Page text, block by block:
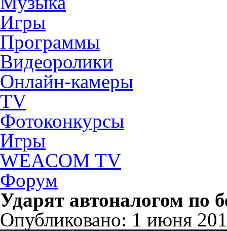
Игры
Программы
Видеоролики
Онлайн-камеры
TV
Фотоконкурсы
Игры
WEACOM TV
Форум
Ударят автоналогом по
Опубликовано: 1 июня